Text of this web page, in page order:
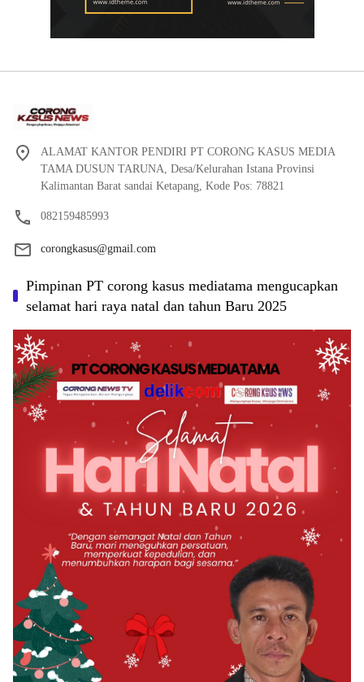
ALAMAT KANTOR PENDIRI PT CORONG KASUS MEDIA
TAMA DUSUN TARUNA, Desa/Kelurahan Istana Provinsi
Kalimantan Barat sandai Ketapang, Kode Pos: 78821
082159485993
corongkasus@gmail.com
Pimpinan PT corong kasus mediatama mengucapkan
selamat hari raya natal dan tahun Baru 2025